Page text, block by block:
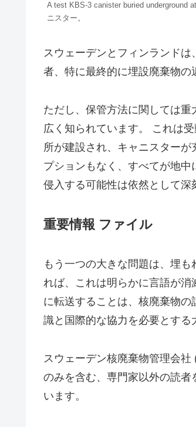
A test KBS-3 canister buried underground
ニスター。
スウェーデンとフィンランド
者、特に最終的に埋設廃棄物の
ただし、保管方法に関しては
広く知られています。 これは
所が建設され、キャニスター
プションもなく、すべてが地
侵入する可能性は依然として深
重要情報 ファイル
もう一つの大きな問題は、埋
れば、これは明らかに言語が
に転送することは、核廃棄物の
識と国際的な協力を必要とする
スウェーデン核廃棄物管理会
のみを含む、専門家以外の読
います。